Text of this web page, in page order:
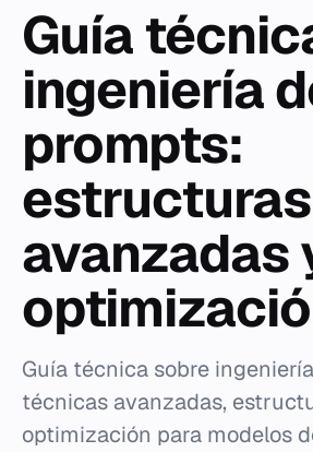
Guía
ingeniería
prompts:
estructuras
avanzadas
Guía técnica sobre
técnicas avanzadas,
optimización para modelos